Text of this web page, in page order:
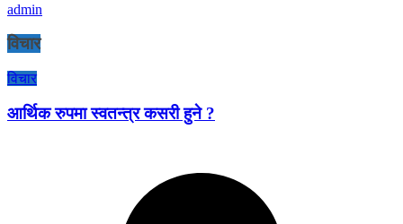
admin
विचार
विचार
आर्थिक रुपमा स्वतन्त्र कसरी हुने ?